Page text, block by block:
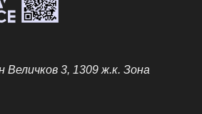
Величков 3, 1309 ж.к. Зона